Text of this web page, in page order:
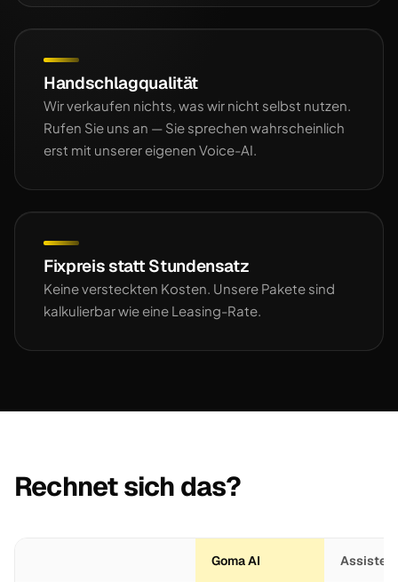
Handschlagqualität
Wir verkaufen nichts, was wir nicht selbst nutzen.
Rufen Sie uns an — Sie sprechen wahrscheinlich
erst mit unserer eigenen Voice-AI.
Fixpreis statt Stundensatz
Keine versteckten Kosten. Unsere Pakete sind
kalkulierbar wie eine Leasing-Rate.
Rechnet sich das?
Goma AI Assistent